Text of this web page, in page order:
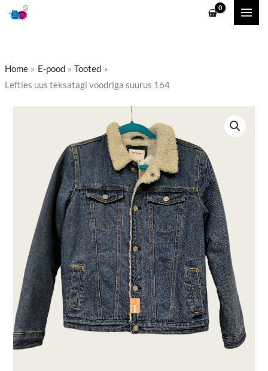
Skip
Home E-pood
Tooted
Lefties uus teksatagi voodriga suurus 164